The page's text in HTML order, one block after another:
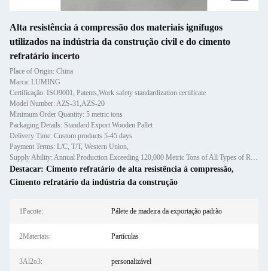
Alta resistência à compressão dos materiais ignífugos
utilizados na indústria da construção civil e do cimento
refratário incerto
Place of Origin: China
Marca: LUMING
Certificação: ISO9001, Patents,Work safety standardization certificate
Model Number: AZS-31,AZS-20
Minimum Order Quantity: 5 metric tons
Packaging Details: Standard Export Wooden Pallet
Delivery Time: Custom products 5-45 days
Payment Terms: L/C, T/T, Western Union,
Supply Ability: Annual Production Exceeding 120,000 Metric Tons of All Types of Refractory Materials Including Castables, Preforms, and Bric
Destacar: Cimento refratário de alta resistência à compressão,
Cimento refratário da indústria da construção
1Pacote: Pálete de madeira da exportação padrão
2Materiais: Partículas
3Al2o3: personalizável